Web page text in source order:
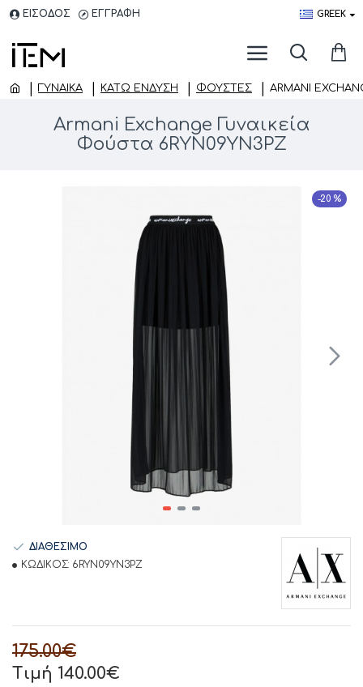
ΕΙΣΟΔΟΣ ΕΓΓΡΑΦΗ GREEK
ΓΥΝΑΙΚΑ ΚΆΤΩ ΈΝΔΥΣΗ ΦΟΎΣΤΕΣ ARMANI
Armani Exchange Γυναικεία
Φούστα 6RYN09YN3PZ
-20 %
Τιμή 140.00€
175.00€
ΔΙΑΘΕΣΙΜΟ
ΚΩΔΙΚΟΣ: 6RYN09YN3PZ